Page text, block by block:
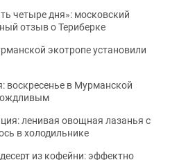
четыре дня»: московский
отзыв о Териберке
экотропе установили
воскресенье в Мурманской
ленивая овощная лазанья с
в холодильнике
из кофейни: эффектно